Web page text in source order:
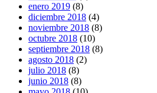
enero 2019 (8)
diciembre 2018 (4)
noviembre 2018 (8)
octubre 2018 (10)
septiembre 2018 (8)
agosto 2018 (2)
julio 2018 (8)
junio 2018 (8)